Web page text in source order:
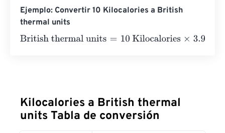
Ejemplo: Convertir 10 Kilocalories a British
thermal units
British thermal units=10 Kilocalories×3.9656668314
Kilocalories a British thermal
units Tabla de conversión